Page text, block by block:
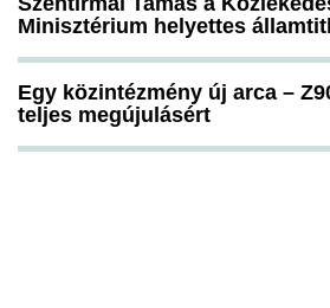
Minisztérium helyettes
Egy közintézmény új arca –
teljes megújulásért